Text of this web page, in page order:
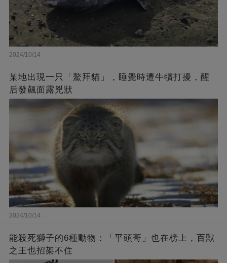
2024/10/14
某地出現一只「鰲拜貓」，睡覺時遭牛犢打擾，醒
后發飆面露兇狀
2024/10/14
能殺死獅子的6種動物：「平頭哥」也在榜上，百獸
之王也招架不住